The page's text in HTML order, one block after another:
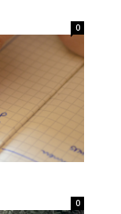
0
0